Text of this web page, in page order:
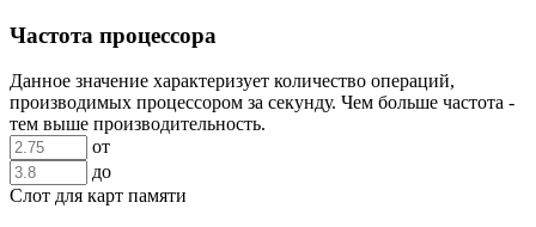
Частота процессора
Данное значение характеризует количество операций,
производимых процессором за секунду. Чем больше частота -
тем выше производительность.
от
до
Слот для карт памяти